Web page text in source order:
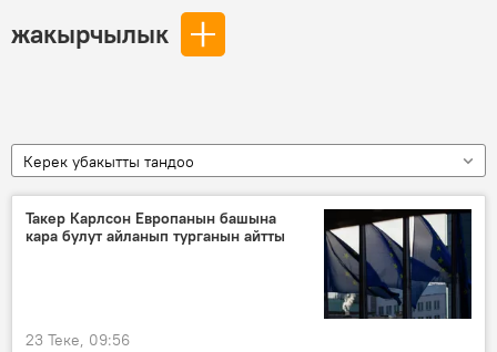
жакырчылык
Керек убакытты тандоо
Такер Карлсон Европанын башына
кара булут айланып турганын айтты
23 Теке, 09:56